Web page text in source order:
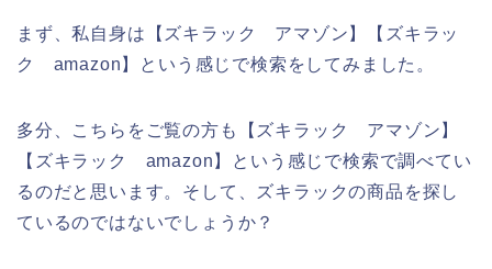
まず、私自身は【ズキラック アマゾン】【ズキラッ
ク amazon】という感じで検索をしてみました。
多分、こちらをご覧の方も【ズキラック アマゾン】
【ズキラック amazon】という感じで検索で調べてい
るのだと思います。そして、ズキラックの商品を探し
ているのではないでしょうか？